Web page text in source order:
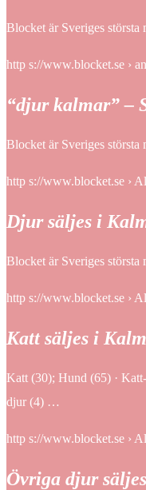
Blocket är Sveriges största
http s://www.blocket.se ›
“djur kalmar” –
Blocket är Sveriges största
http s://www.blocket.se ›
Djur säljes i
Blocket är Sveriges
http s://www.blocket.se ›
Katt säljes i
Katt (30); Hund (65) ·
djur (4) …
http s://www.blocket.se ›
Övriga djur